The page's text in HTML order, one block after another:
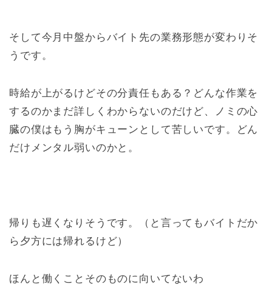
そして今月中盤からバイト先の業務形態が変わりそ
うです。
時給が上がるけどその分責任もある？どんな作業を
するのかまだ詳しくわからないのだけど、ノミの心
臓の僕はもう胸がキューンとして苦しいです。どん
だけメンタル弱いのかと。
帰りも遅くなりそうです。（と言ってもバイトだか
ら夕方には帰れるけど）
ほんと働くことそのものに向いてないわ